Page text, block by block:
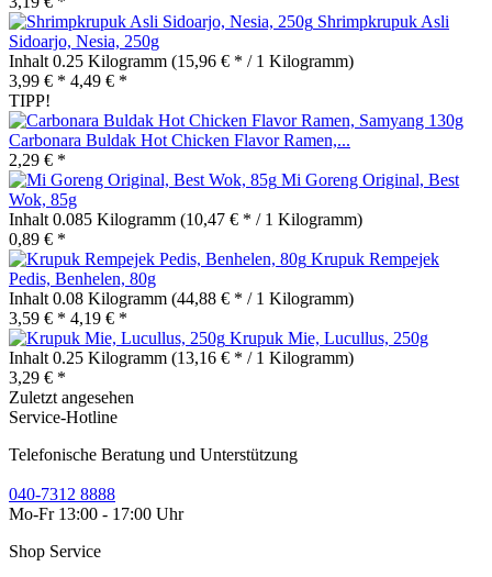
Shrimpkrupuk Asli
Sidoarjo, Nesia, 250g
Inhalt 0.25 Kilogramm (15,96 € * / 1 Kilogramm)
3,99 € * 4,49 € *
TIPP!
Carbonara Buldak Hot Chicken Flavor Ramen,...
2,29 € *
Mi Goreng Original, Best
Wok, 85g
Inhalt 0.085 Kilogramm (10,47 € * / 1 Kilogramm)
0,89 € *
Krupuk Rempejek
Pedis, Benhelen, 80g
Inhalt 0.08 Kilogramm (44,88 € * / 1 Kilogramm)
3,59 € * 4,19 € *
Krupuk Mie, Lucullus, 250g
Inhalt 0.25 Kilogramm (13,16 € * / 1 Kilogramm)
3,29 € *
Zuletzt angesehen
Service-Hotline
Telefonische Beratung und Unterstützung
040-7312 8888
Mo-Fr 13:00 - 17:00 Uhr
Shop Service